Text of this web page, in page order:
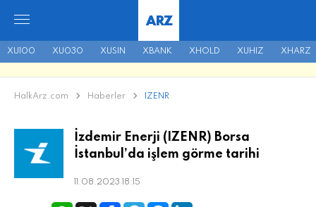
XU100 XU030 XUSIN XBANK XHOLD XUHIZ XHARZ
ARZ
HalkArz.com Haberler IZENR
İzdemir Enerji (IZENR) Borsa
İstanbul’da işlem görme tarihi
11.08.2023 18:15